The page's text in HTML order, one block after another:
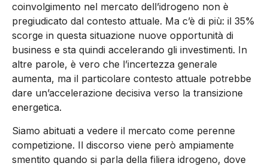
coinvolgimento nel mercato dell’idrogeno non è
pregiudicato dal contesto attuale. Ma c’è di più: il 35%
scorge in questa situazione nuove opportunità di
business e sta quindi accelerando gli investimenti. In
altre parole, è vero che l’incertezza generale
aumenta, ma il particolare contesto attuale potrebbe
dare un’accelerazione decisiva verso la transizione
energetica.
Siamo abituati a vedere il mercato come perenne
competizione. Il discorso viene però ampiamente
smentito quando si parla della filiera idrogeno, dove